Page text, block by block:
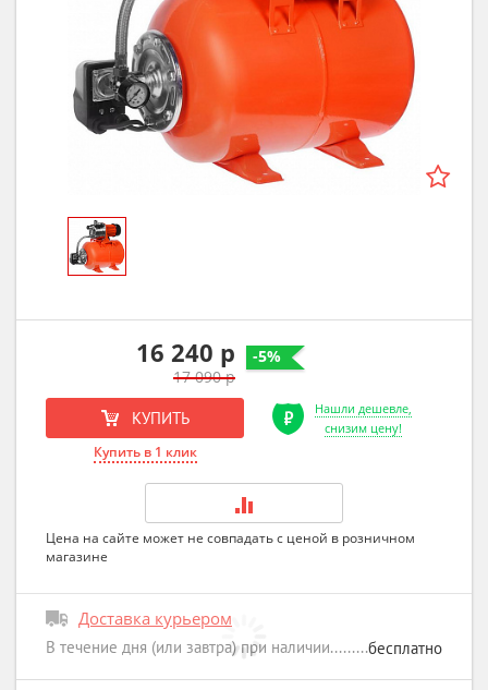
16 240 р
17 090 р
КУПИТЬ
Купить в 1 клик
Нашли дешевле,
снизим цену!
-5%
Цена на сайте может не совпадать с ценой в розничном
магазине
Доставка курьером
В течение дня (или завтра) при наличии бесплатно